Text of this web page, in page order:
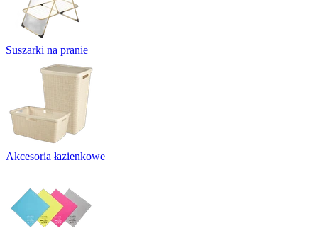
Suszarki na pranie
Akcesoria łazienkowe